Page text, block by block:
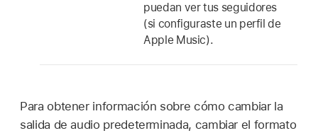
puedan ver tus seguidores
(si configuraste un perfil de
Apple Music).
Para obtener información sobre cómo cambiar la
salida de audio predeterminada, cambiar el formato